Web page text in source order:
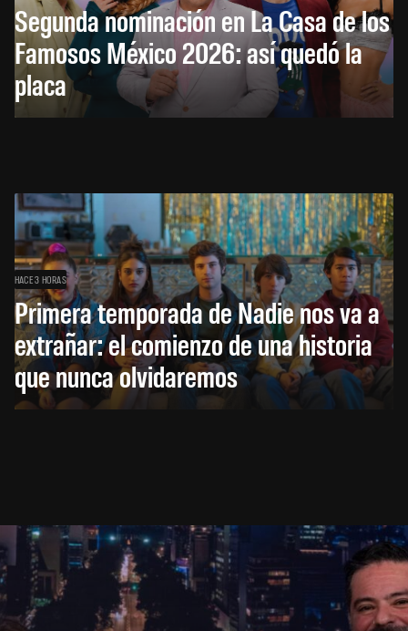
Segunda nominación en La Casa de los
Famosos México 2026: así quedó la
placa
HACE 3 HORAS
Primera temporada de Nadie nos va a
extrañar: el comienzo de una historia
que nunca olvidaremos